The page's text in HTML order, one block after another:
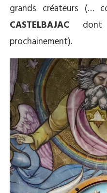
grands créateurs (…
CASTELBAJAC dont
prochainement).